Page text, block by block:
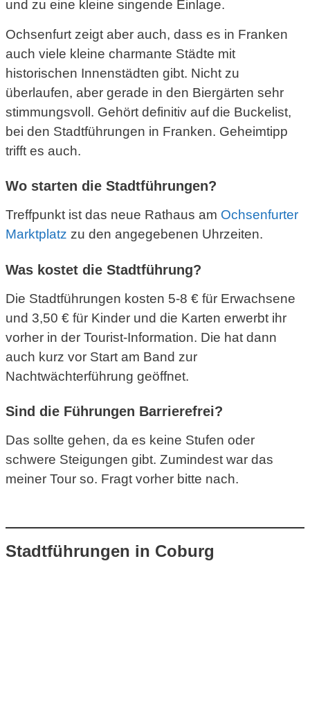
und zu eine kleine singende Einlage.
Ochsenfurt zeigt aber auch, dass es in Franken
auch viele kleine charmante Städte mit
historischen Innenstädten gibt. Nicht zu
überlaufen, aber gerade in den Biergärten sehr
stimmungsvoll. Gehört definitiv auf die Buckelist,
bei den Stadtführungen in Franken. Geheimtipp
trifft es auch.
Wo starten die Stadtführungen?
Treffpunkt ist das neue Rathaus am Ochsenfurter
Marktplatz zu den angegebenen Uhrzeiten.
Was kostet die Stadtführung?
Die Stadtführungen kosten 5-8 € für Erwachsene
und 3,50 € für Kinder und die Karten erwerbt ihr
vorher in der Tourist-Information. Die hat dann
auch kurz vor Start am Band zur
Nachtwächterführung geöffnet.
Sind die Führungen Barrierefrei?
Das sollte gehen, da es keine Stufen oder
schwere Steigungen gibt. Zumindest war das
meiner Tour so. Fragt vorher bitte nach.
Stadtführungen in Coburg